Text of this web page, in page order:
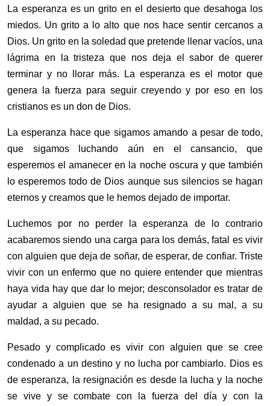
La esperanza es un grito en el desierto que desahoga los
miedos. Un grito a lo alto que nos hace sentir cercanos a
Dios. Un grito en la soledad que pretende llenar vacíos, una
lágrima en la tristeza que nos deja el sabor de querer
terminar y no llorar más. La esperanza es el motor que
genera la fuerza para seguir creyendo y por eso en los
cristianos es un don de Dios.
La esperanza hace que sigamos amando a pesar de todo,
que sigamos luchando aún en el cansancio, que
esperemos el amanecer en la noche oscura y que también
lo esperemos todo de Dios aunque sus silencios se hagan
eternos y creamos que le hemos dejado de importar.
Luchemos por no perder la esperanza de lo contrario
acabaremos siendo una carga para los demás, fatal es vivir
con alguien que deja de soñar, de esperar, de confiar. Triste
vivir con un enfermo que no quiere entender que mientras
haya vida hay que dar lo mejor; desconsolador es tratar de
ayudar a alguien que se ha resignado a su mal, a su
maldad, a su pecado.
Pesado y complicado es vivir con alguien que se cree
condenado a un destino y no lucha por cambiarlo. Dios es
de esperanza, la resignación es desde la lucha y la noche
se vive y se combate con la fuerza del día y con la